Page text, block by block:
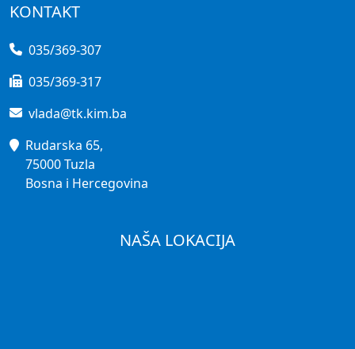
KONTAKT
035/369-307
035/369-317
vlada@tk.kim.ba
Rudarska 65,
75000 Tuzla
Bosna i Hercegovina
NAŠA LOKACIJA